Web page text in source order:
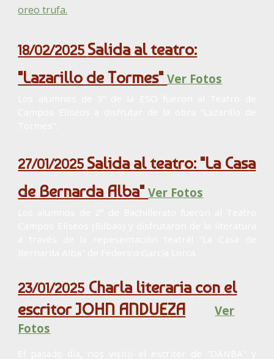
oreo trufa.
18/02/2025 Salida al teatro:
"Lazarillo de Tormes"Ver Fotos
27/01/2025 Salida al teatro: "La Casa
de Bernarda Alba"Ver Fotos
23/01/2025 Charla literaria con el
escritor JOHN ANDUEZA
Ver
Fotos